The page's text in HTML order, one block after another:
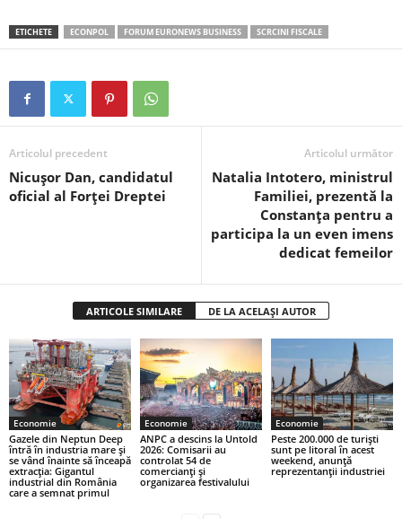
ETICHETE ECONPOL FORUM EURONEWS BUSINESS SCRCINI FISCALE
Articolul precedent
Nicuşor Dan, candidatul
oficial al Forţei Dreptei
Articolul următor
Natalia Intotero, ministrul
Familiei, prezentă la
Constanța pentru a
participa la un even imens
dedicat femeilor
ARTICOLE SIMILARE DE LA ACELAȘI AUTOR
Economie
Gazele din Neptun Deep
întră în industria mare și
se vând înainte să înceapă
extracția: Gigantul
industrial din România
care a semnat primul
Economie
ANPC a descins la Untold
2026: Comisarii au
controlat 54 de
comercianți și
organizarea festivalului
Economie
Peste 200.000 de turiști
sunt pe litoral în acest
weekend, anunță
reprezentanții industriei